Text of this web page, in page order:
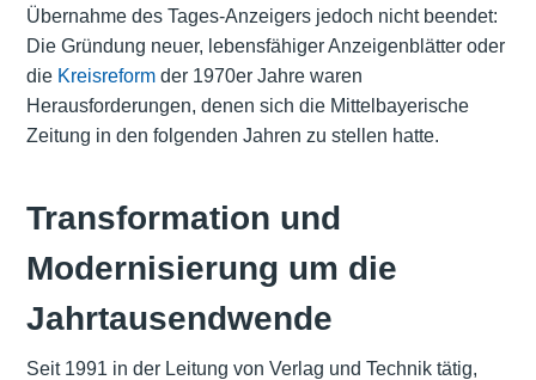
Übernahme des Tages-Anzeigers jedoch nicht beendet:
Die Gründung neuer, lebensfähiger Anzeigenblätter oder
die Kreisreformder 1970er Jahre waren
Herausforderungen, denen sich die Mittelbayerische
Zeitung in den folgenden Jahren zu stellen hatte.
Transformation und
Modernisierung um die
Jahrtausendwende
Seit 1991 in der Leitung von Verlag und Technik tätig,